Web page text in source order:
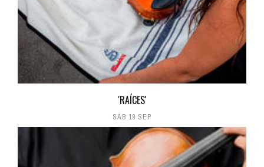
'RAÍCES'
SÁB 19 SEP